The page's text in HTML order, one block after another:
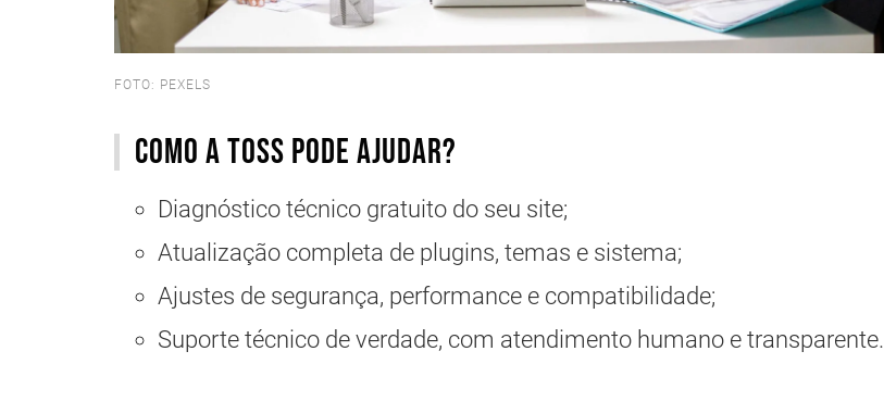
FOTO: PEXELS
Como a TOSS pode ajudar?
Diagnóstico técnico gratuito do seu site;
Atualização completa de plugins, temas e sistema;
Ajustes de segurança, performance e compatibilidade;
Suporte técnico de verdade, com atendimento humano e transparente.